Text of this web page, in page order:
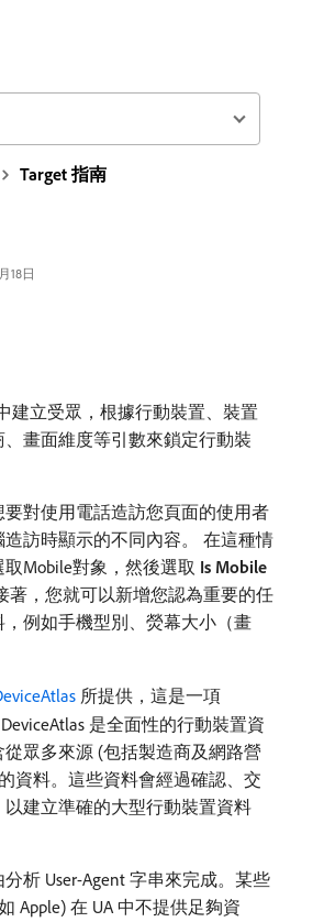
Target 指南
18日
建立受眾，根據行動裝置、裝置
畫面維度等引數來鎖定行動裝
對使用電話造訪您頁面的使用者
訪時顯示的不同內容。 在這種情
Mobile對象，然後選取​ Is Mobile
著，您就可以新增您認為重要的任
例如手機型別、熒幕大小（畫
所提供，這是一項
是全面性的行動裝置資
眾多來源 (包括製造商及網路營
資料。這些資料會經過確認、交
以建立準確的大型行動裝置資料
析 User-Agent 字串來完成。某些
Apple) 在 UA 中不提供足夠資